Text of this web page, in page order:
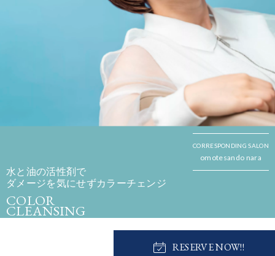
水と油の活性剤で
ダメージを気にせずカラーチェンジ
COLOR
CLEANSING
CORRESPONDING SALON
omotesando nara
RESERVE NOW!!